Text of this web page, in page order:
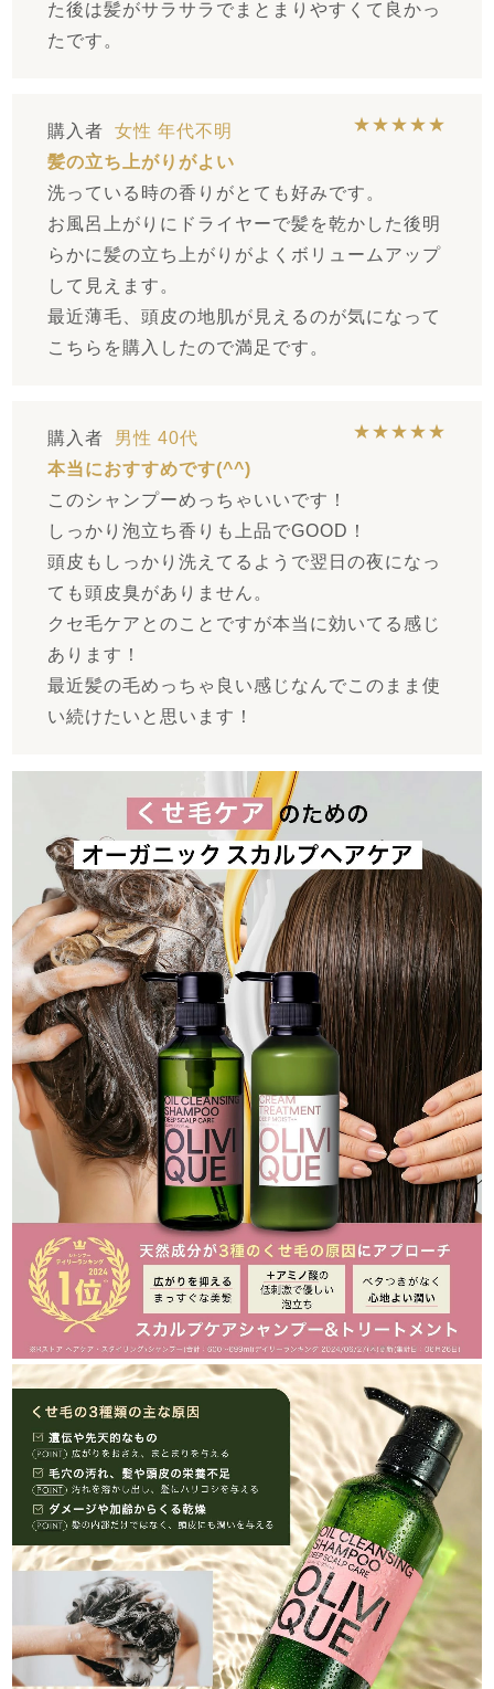
た後は髪がサラサラでまとまりやすくて良かっ
たです。
購入者 女性 年代不明
★★★★★
髪の立ち上がりがよい
洗っている時の香りがとても好みです。
お風呂上がりにドライヤーで髪を乾かした後明
らかに髪の立ち上がりがよくボリュームアップ
して見えます。
最近薄毛、頭皮の地肌が見えるのが気になって
こちらを購入したので満足です。
購入者 男性 40代
★★★★★
本当におすすめです(^^)
このシャンプーめっちゃいいです！
しっかり泡立ち香りも上品でGOOD！
頭皮もしっかり洗えてるようで翌日の夜になっ
ても頭皮臭がありません。
クセ毛ケアとのことですが本当に効いてる感じ
あります！
最近髪の毛めっちゃ良い感じなんでこのまま使
い続けたいと思います！